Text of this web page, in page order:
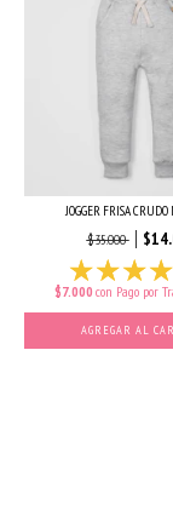
JOGGER FRISA
$35.000
$7.000 con Pago por
AGREGAR AL